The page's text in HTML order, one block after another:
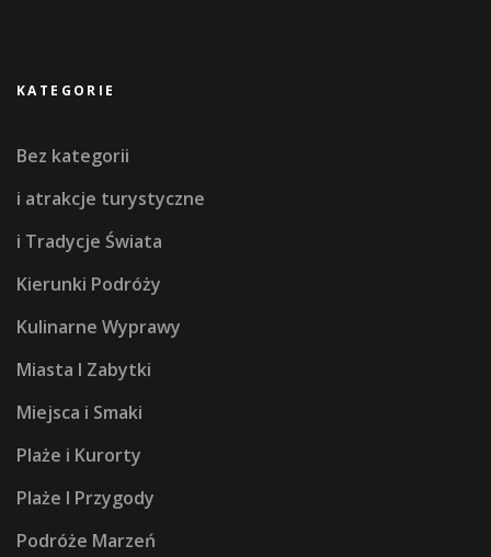
KATEGORIE
Bez kategorii
i atrakcje turystyczne
i Tradycje Świata
Kierunki Podróży
Kulinarne Wyprawy
Miasta I Zabytki
Miejsca i Smaki
Plaże i Kurorty
Plaże I Przygody
Podróże Marzeń